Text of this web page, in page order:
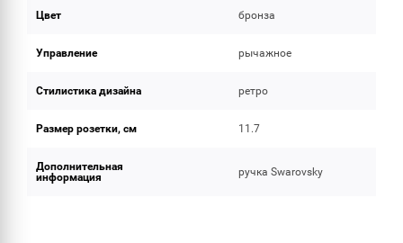
Цвет бронза
Управление рычажное
Стилистика дизайна ретро
Размер розетки, см 11.7
Дополнительная
информация
ручка Swarovsky